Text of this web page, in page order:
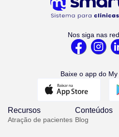
Nos siga nas
Baixe o app do
Recursos
Atração de pacientes
Conteúdos
Blog